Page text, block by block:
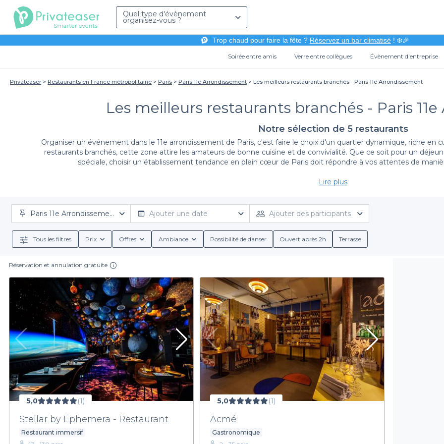
Quel type d'évènement
organisez-vous ?
Trop chaud pour faire la fête ? Réservez un bar climatisé! ❄️🎉
Soirée entre amis Verre entre collègues Évènement d'entreprise
Privateaser Restaurants en France métropolitaine Paris Paris 11e Arrondissement Les meilleurs restaurants branchés - Paris 11e Arrondissement
Les meilleurs restaurants branchés - Paris
Notre sélection de 5 restaurants
Organiser un événement dans le 11e arrondissement de Paris, c'est faire le choix d'un quartier dynamique, riche
restaurants branchés, cette zone attire les amateurs de bonne cuisine et de convivialité. Que ce soit pour un
spéciale, choisir un établissement tendance en plein cœur de Paris doit répondre à vos attentes de
En utilisant la plateforme Privateaser, réservez facilement des restaurants branchés qui allient qualité culinaire et
variée d'établissements, chacun offrant une esthétique unique et une carte savoureuse pour satisfaire toutes vos
boissons – qu'il s'agisse de vins raffinés ou de cocktails créatifs – sont à votre disposition. Grâce à nos offres
êtes certain de trouver l’endroit parfait pour votre événement.
Organiser un événement, c'est parfois un défi logistique. Avec Privateaser, nous simplifions cette tâche en vous
de restaurants en quelques clics. Profitez de notre plateforme intuitive pour explorer les avis, les conditions de
facilement un restaurant qui saura accueillir votre groupe, tout en vous offrant l'expérience
Pour donner vie à votre événement dans le 11e arrondissement, n'hésitez pas à explorer notre sélection de
de découvrir les établissements qui sauront faire de votre occasion un
Lire plus
Paris 11e Arrondissement Ajouter une date Ajouter des participants
Tous les filtres Prix Offres Ambiance Possibilité de danser Ouvert après 2h Terrasse
Réservation et annulation gratuite
5,0 (1)
Stellar by Ephemera - Restaurant
Restaurant immersif
5,0 (1)
Acmé
Gastronomique